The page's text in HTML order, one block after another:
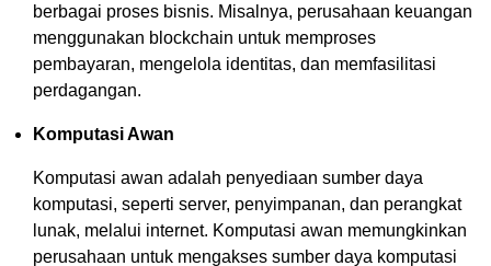
berbagai proses bisnis. Misalnya, perusahaan keuangan
menggunakan blockchain untuk memproses
pembayaran, mengelola identitas, dan memfasilitasi
perdagangan.
Komputasi Awan
Komputasi awan adalah penyediaan sumber daya
komputasi, seperti server, penyimpanan, dan perangkat
lunak, melalui internet. Komputasi awan memungkinkan
perusahaan untuk mengakses sumber daya komputasi